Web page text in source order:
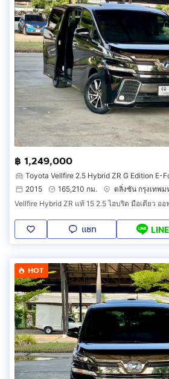
฿ 1,249,000
Toyota Vellfire 2.5 Hybrid ZR G Edition E-
2015
165,210 กม.
ตลิ่งชัน กรุงเทพ
แชท LINE
HOT